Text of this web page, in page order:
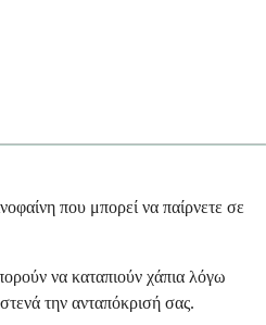
που μπορεί να παίρνετε σε
να καταπιούν χάπια λόγω
την ανταπόκρισή σας.